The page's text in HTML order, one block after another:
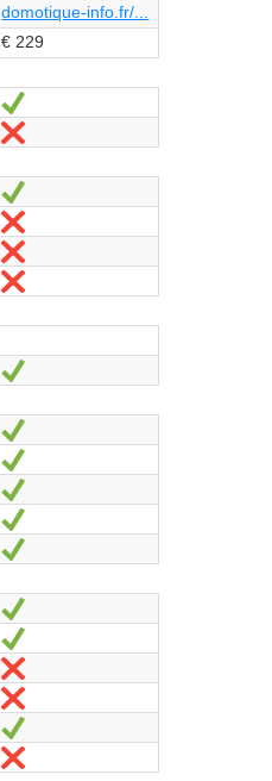
domotique-info.fr/...
€ 229
Sí
No
No
No
No
Sí
Sí
Sí
No
No
No